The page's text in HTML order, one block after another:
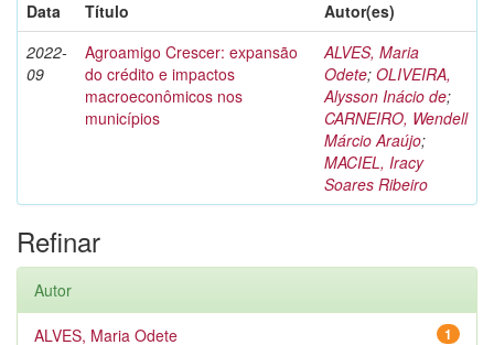
Data
Título
Autor(es)
2022-
09
Agroamigo Crescer: expansão
do crédito e impactos
macroeconômicos nos
municípios
ALVES, Maria
Odete; OLIVEIRA,
Alysson Inácio de;
CARNEIRO, Wendell
Márcio Araújo;
MACIEL, Iracy
Soares Ribeiro
Refinar
Autor
1
ALVES, Maria Odete